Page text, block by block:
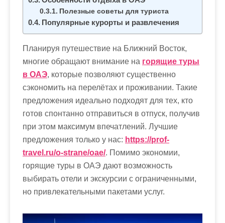
Полезные советы для туриста
Популярные курорты и развлечения
Планируя путешествие на Ближний Восток,
многие обращают внимание на горящие туры
в ОАЭ, которые позволяют существенно
сэкономить на перелётах и проживании. Такие
предложения идеально подходят для тех, кто
готов спонтанно отправиться в отпуск, получив
при этом максимум впечатлений. Лучшие
предложения только у нас: https://prof-
travel.ru/o-strane/oae/. Помимо экономии,
горящие туры в ОАЭ дают возможность
выбирать отели и экскурсии с ограниченными,
но привлекательными пакетами услуг.